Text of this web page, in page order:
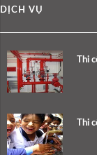
DỊCH VỤ
Thi
Thi